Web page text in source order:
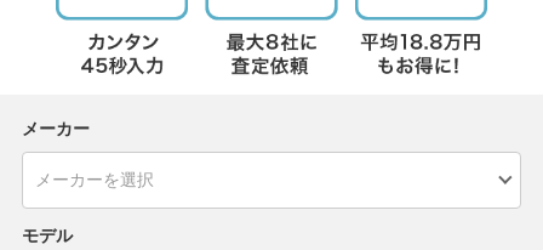
メーカー
モデル